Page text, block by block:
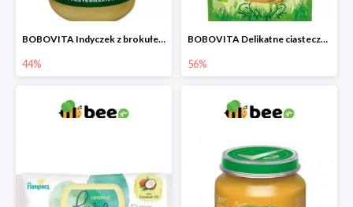
BOBOVITA Indyczek z brokułem i pasternakiem
44%
BOBOVITA Delikatne ciasteczka pszenno-ryżowe
56%